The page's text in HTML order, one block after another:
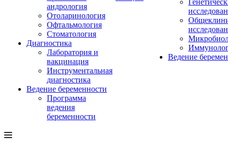
андрология
Отоларинология
Офтальмология
Стоматология
Диагностика
Лаборатория и
вакцинация
Инструментальная
диагностика
Ведение беременности
Программа
ведения
беременности
Ведение